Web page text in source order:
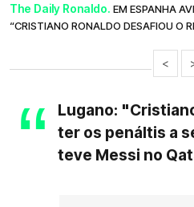
The Daily Ronaldo. EM ESPANHA
“CRISTIANO RONALDO DESAFIOU O
<
Lugano:
ter os penáltis a
teve Messi no